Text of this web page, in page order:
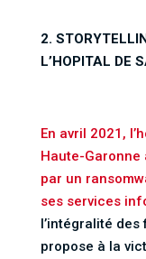
2.
L’HOPITAL DE
En avril 2021,
Haute-Garonne
par un
ses services
l’intégralité des
propose à la